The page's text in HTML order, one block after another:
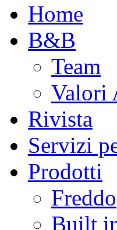
Home
B&B
Team
Valori
Rivista
Servizi
Prodotti
Freddo
Built